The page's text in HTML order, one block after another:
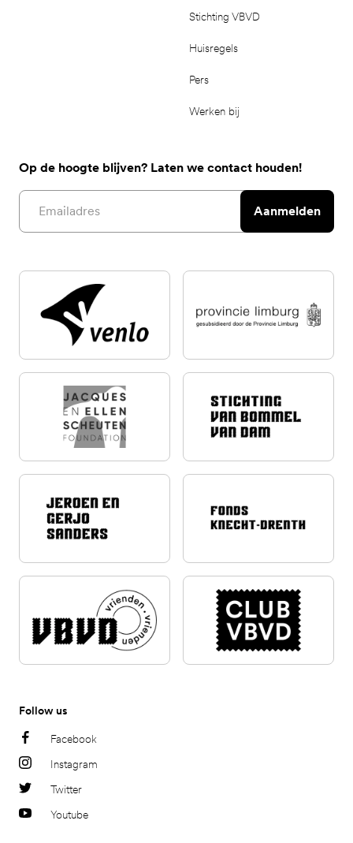
Stichting VBVD
Huisregels
Pers
Werken bij
Op de hoogte blijven? Laten we contact houden!
Email address
Aanmelden
Follow us
Facebook
Instagram
Twitter
Youtube